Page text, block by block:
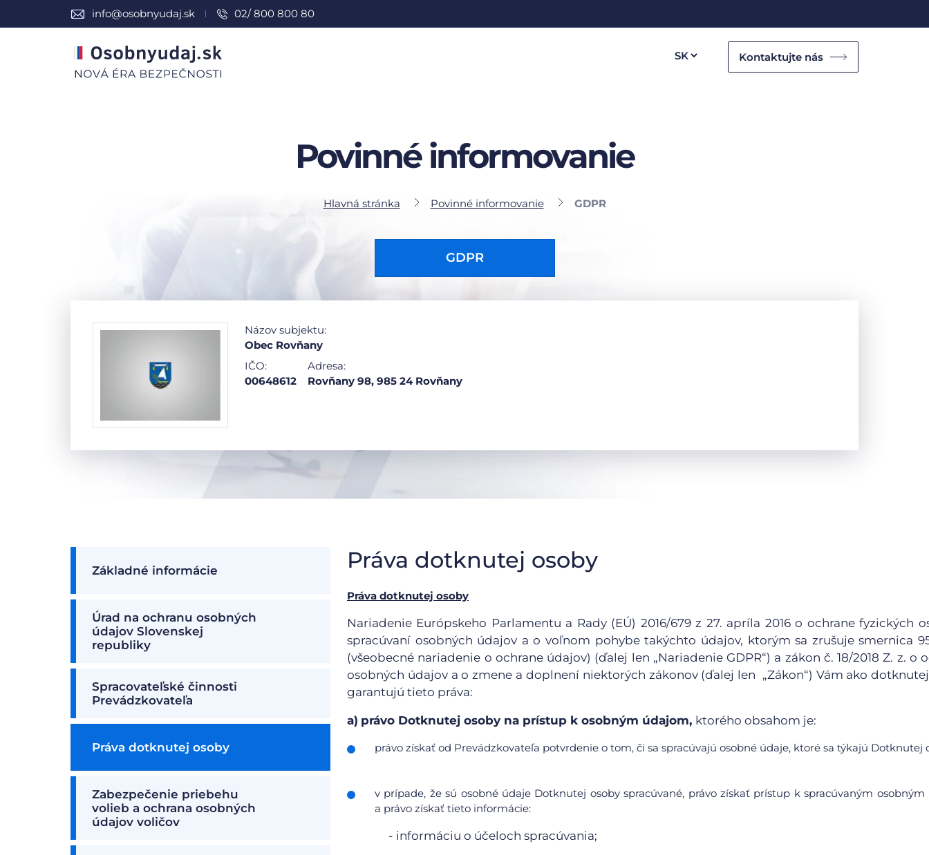
info@osobnyudaj.sk 02/ 800 800 80
Kontaktujte nás
Povinné informovanie
Hlavná stránka Povinné informovanie GDPR
GDPR
Názov subjektu:
Obec Rovňany
IČO:
00648612
Adresa:
Rovňany 98, 985 24 Rovňany
Základné informácie
Úrad na ochranu osobných
údajov Slovenskej
republiky
Spracovateľské činnosti
Prevádzkovateľa
Práva dotknutej osoby
Zabezpečenie priebehu
volieb a ochrana osobných
údajov voličov
Práva dotknutej osoby
Práva dotknutej osoby
Nariadenie Európskeho Parlamentu a Rady (EÚ) 2016/679 z 27. apríla 2016 o ochrane fyzických
spracúvaní osobných údajov a o voľnom pohybe takýchto údajov, ktorým sa zrušuje smernica
(všeobecné nariadenie o ochrane údajov) (ďalej len „Nariadenie GDPR“) a zákon č. 18/2018 Z. z. o
osobných údajov a o zmene a doplnení niektorých zákonov (ďalej len „Zákon“) Vám ako
garantujú tieto práva:
a) právo Dotknutej osoby na prístup k osobným údajom, ktorého obsahom je:
právo získať od Prevádzkovateľa potvrdenie o tom, či sa spracúvajú osobné údaje, ktoré sa týkajú Dotknutej
v prípade, že sú osobné údaje Dotknutej osoby spracúvané, právo získať prístup k spracúvaným
a právo získať tieto informácie:
- informáciu o účeloch spracúvania;